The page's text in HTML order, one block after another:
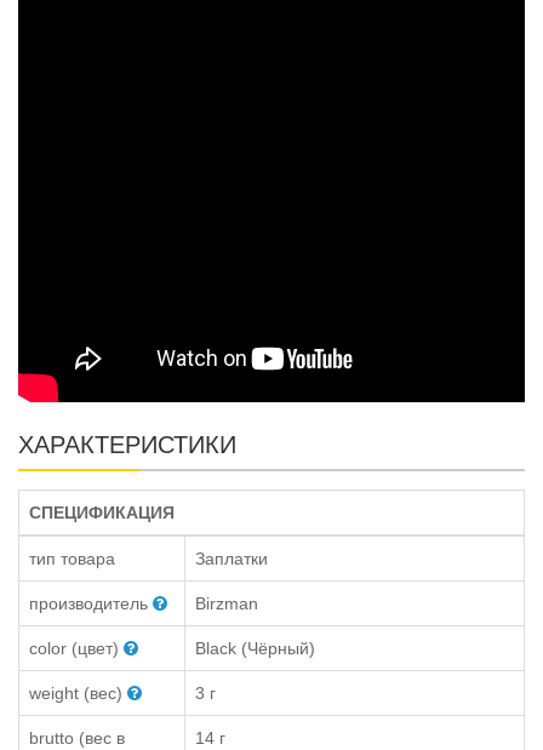
ХАРАКТЕРИСТИКИ
СПЕЦИФИКАЦИЯ
тип товара Заплатки
производитель Birzman
color (цвет) Black (Чёрный)
weight (вес) 3 г
brutto (вес в
14 г